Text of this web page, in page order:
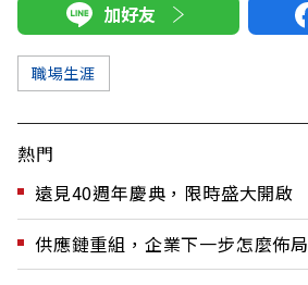
加好友
職場生涯
熱門
遠見40週年慶典，限時盛大開啟
供應鏈重組，企業下一步怎麼佈局